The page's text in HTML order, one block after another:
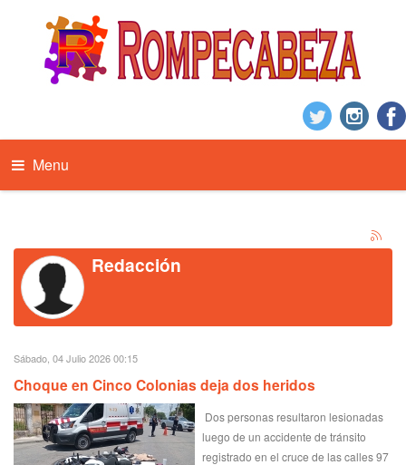
Menu
Redacción
Sábado, 04 Julio 2026 00:15
Choque en Cinco Colonias deja dos heridos
Dos personas resultaron lesionadas
luego de un accidente de tránsito
registrado en el cruce de las calles 97